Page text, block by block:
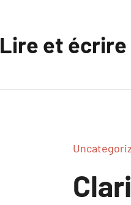
Lire et écrire